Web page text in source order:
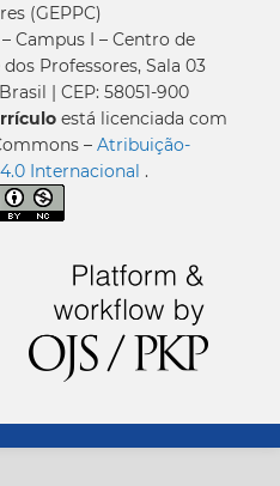
(GEPPC)
Campus I – Centro de
Professores, Sala 03
| CEP: 58051-900
está licenciada com
– Atribuição-
Internacional .